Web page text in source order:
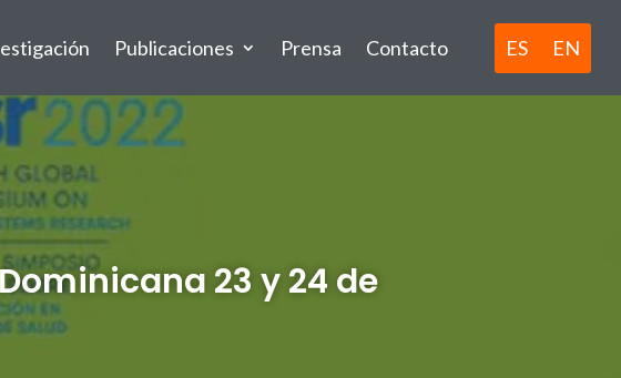
Publicaciones Prensa Contacto ES EN
23 y 24 de